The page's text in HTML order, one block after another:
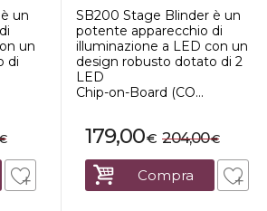
un
un
di
SB200 Stage Blinder è un
potente apparecchio di
illuminazione a LED con un
design robusto dotato di 2
LED
Chip-on-Board (CO...
€
179,00 €
204,00
Compra